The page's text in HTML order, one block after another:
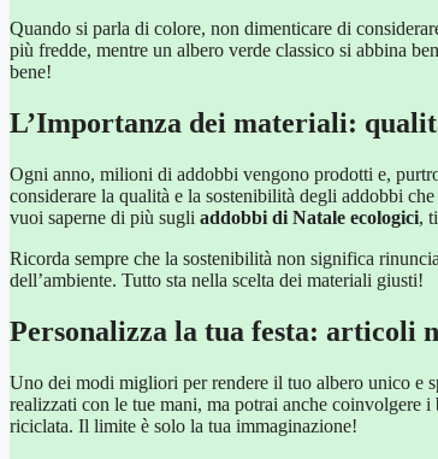
Quando si parla di colore, non dimenticare di
più fredde, mentre un albero verde classico si abbina
bene!
L’Importanza dei materiali:
Ogni anno, milioni di addobbi vengono prodotti e,
considerare la qualità e la sostenibilità degli addobbi
vuoi saperne di più sugli addobbi di Natale ecologici,
Ricorda sempre che la sostenibilità non significa
dell’ambiente. Tutto sta nella scelta dei materiali giusti!
Personalizza la tua festa: articoli
Uno dei modi migliori per rendere il tuo albero unico e
realizzati con le tue mani, ma potrai anche coinvolgere
riciclata. Il limite è solo la tua immaginazione!